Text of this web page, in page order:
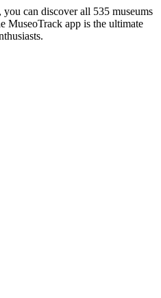
, you can discover all 535 museums
MuseoTrack app is the ultimate